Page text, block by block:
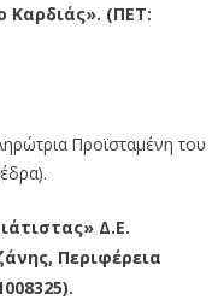
Καρδιάς». (ΠΕΤ:
Προϊσταμένη του
Δ.Ε.
Περιφέρεια